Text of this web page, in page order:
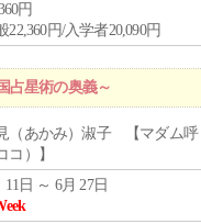
円
22,360円/入学者20,090円
星術の奥義～
（あかみ）淑子 【マダム呼
コ）】
11日 ～ 6月 27日